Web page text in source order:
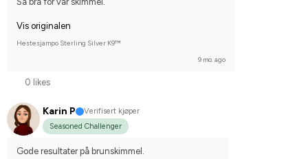
Vis originalen
Hestesjampo Sterling Silver K9™
9 mo. ago
0 likes
Karin P
Verifisert kjøper
Seasoned Challenger
Gode resultater på brunskimmel.